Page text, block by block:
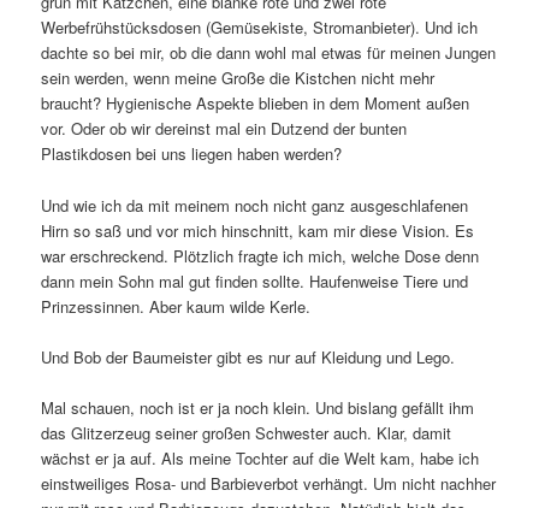
Werbefrühstücksdosen (Gemüsekiste, Stromanbieter). Und ich
dachte so bei mir, ob die dann wohl mal etwas für meinen Jungen
sein werden, wenn meine Große die Kistchen nicht mehr
braucht? Hygienische Aspekte blieben in dem Moment außen
vor. Oder ob wir dereinst mal ein Dutzend der bunten
Plastikdosen bei uns liegen haben werden?
Und wie ich da mit meinem noch nicht ganz ausgeschlafenen
Hirn so saß und vor mich hinschnitt, kam mir diese Vision. Es
war erschreckend. Plötzlich fragte ich mich, welche Dose denn
dann mein Sohn mal gut finden sollte. Haufenweise Tiere und
Prinzessinnen. Aber kaum wilde Kerle.
Und Bob der Baumeister gibt es nur auf Kleidung und Lego.
Mal schauen, noch ist er ja noch klein. Und bislang gefällt ihm
das Glitzerzeug seiner großen Schwester auch. Klar, damit
wächst er ja auf. Als meine Tochter auf die Welt kam, habe ich
einstweiliges Rosa- und Barbieverbot verhängt. Um nicht nachher